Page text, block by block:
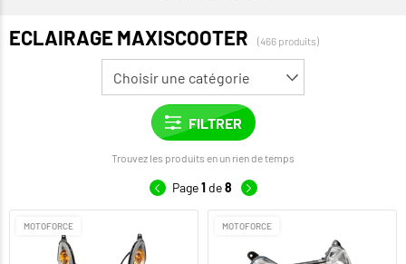
ECLAIRAGE MAXISCOOTER (466 produits)
Trouvez les produits en un rien de temps
Page 1 de 8
MOTOFORCE MOTOFORCE